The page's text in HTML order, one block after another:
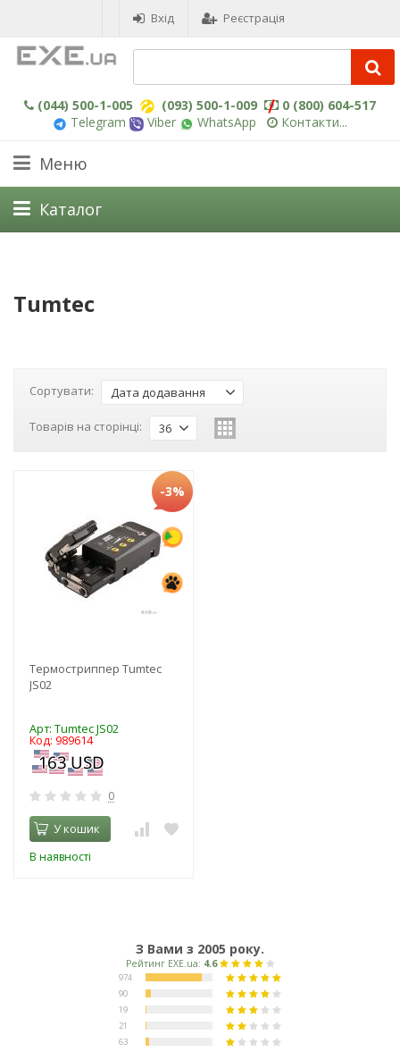
Вхід Реєстрація
(044) 500-1-005 (093) 500-1-009
0 (800) 604-517
Telegram
Viber WhatsApp Контакти...
Меню
Каталог
Tumtec
Сортувати: Дата додавання
Товарів на сторінці: 36
-3%
Термостриппер Tumtec
JS02
Арт: Tumtec JS02
Код: 989614
0
У кошик
В наявності
З Вами з 2005 року.